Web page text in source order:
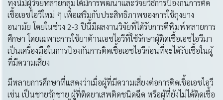
ทั้งนี้มีผู้วิจัยหลายกลุ่มได้มีการพัฒนาและวิจัยวิธีการป้องกันการติด
เชื้อเอชไอวีใหม่ ๆ เพื่อเสริมกับประสิทธิภาพของการใช้ถุงยาง
อนามัย โดยในช่วง 2-3 ปีนี้มีผลงานวิจัยที่ได้รับการตีพิมพ์หลายการ
ศึกษา โดยเฉพาะการใช้ยาต้านเอชไอวีที่ใช้รักษาผู้ติดเชื้อเอชไอวีมา
เป็นเครื่องมือในการป้องกันการติดเชื้อเอชไอวีก่อนที่จะได้รับเชื้อในผู้
ที่มีความเสี่ยง
มีหลายการศึกษาที่แสดงว่าเมื่อผู้ที่มีความเสี่ยงต่อการติดเชื้อเอชไอวี
เช่น เป็นชายรักชาย ผู้ที่ติดยาเสพติดชนิดฉีด หรือผู้ที่ยังไม่ได้ติดเชื้อ